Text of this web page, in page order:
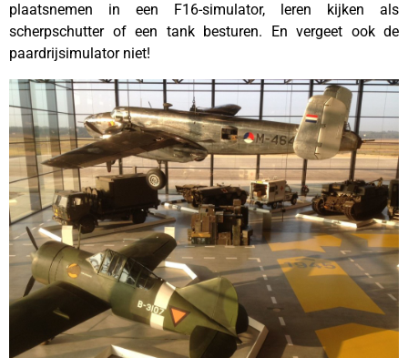
plaatsnemen in een F16-simulator, leren kijken als
scherpschutter of een tank besturen. En vergeet ook de
paardrijsimulator niet!